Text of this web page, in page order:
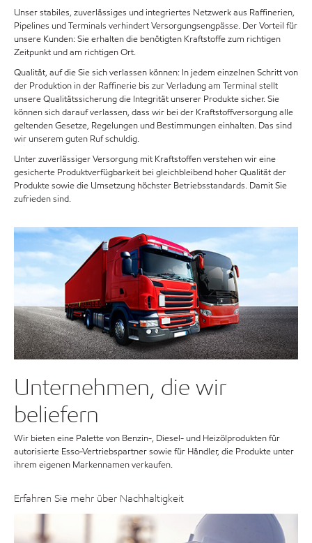
Unser stabiles, zuverlässiges und integriertes Netzwerk aus Raffinerien,
Pipelines und Terminals verhindert Versorgungsengpässe. Der Vorteil für
unsere Kunden: Sie erhalten die benötigten Kraftstoffe zum richtigen
Zeitpunkt und am richtigen Ort.
Qualität, auf die Sie sich verlassen können: In jedem einzelnen Schritt von
der Produktion in der Raffinerie bis zur Verladung am Terminal stellt
unsere Qualitätssicherung die Integrität unserer Produkte sicher. Sie
können sich darauf verlassen, dass wir bei der Kraftstoffversorgung alle
geltenden Gesetze, Regelungen und Bestimmungen einhalten. Das sind
wir unserem guten Ruf schuldig.
Unter zuverlässiger Versorgung mit Kraftstoffen verstehen wir eine
gesicherte Produktverfügbarkeit bei gleichbleibend hoher Qualität der
Produkte sowie die Umsetzung höchster Betriebsstandards. Damit Sie
zufrieden sind.
Unternehmen, die wir
beliefern
Wir bieten eine Palette von Benzin-, Diesel- und Heizölprodukten für
autorisierte Esso-Vertriebspartner sowie für Händler, die Produkte unter
ihrem eigenen Markennamen verkaufen.
Erfahren Sie mehr über Nachhaltigkeit